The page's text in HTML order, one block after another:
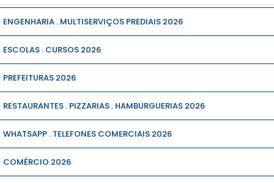
ENGENHARIA . MULTISERVIÇOS PREDIAIS 2026
ESCOLAS . CURSOS 2026
PREFEITURAS 2026
RESTAURANTES . PIZZARIAS . HAMBURGUERIAS 2026
WHATSAPP . TELEFONES COMERCIAIS 2026
COMÉRCIO 2026